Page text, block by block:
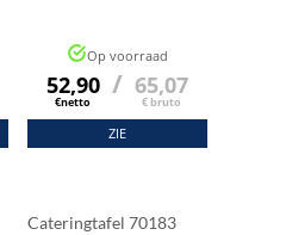
Op voorraad
52,90
€netto
/ 65,07
€ bruto
ZIE
Cateringtafel 70183